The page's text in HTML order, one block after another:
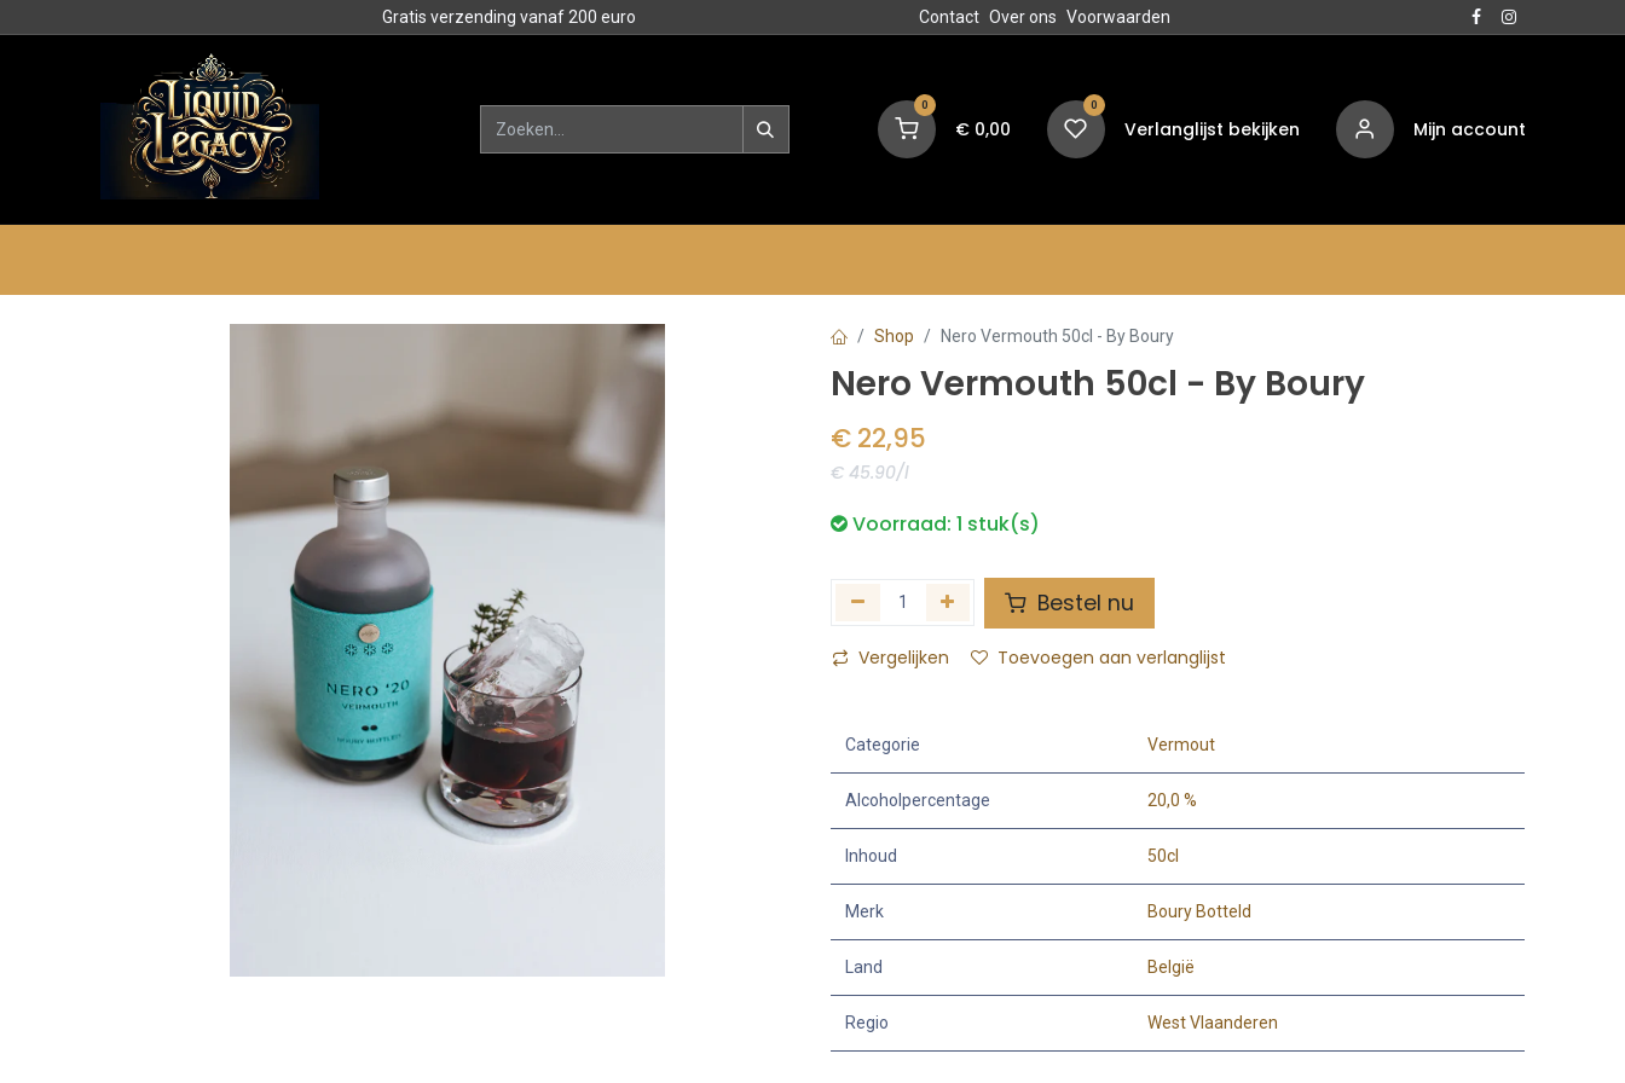
Gratis verzending vanaf 200 euro Contact Over ons Voorwaarden
0
€ 0,00
0
Verlanglijst bekijken Mijn account
Shop Nero Vermouth 50cl - By Boury
Nero Vermouth 50cl - By Boury
€ 22,95
€ 45.90/l
Voorraad: 1 stuk(s)
Bestel nu
Vergelijken Toevoegen aan verlanglijst
Categorie Vermout
Alcoholpercentage 20,0 %
Inhoud 50cl
Merk Boury Botteld
Land België
Regio West Vlaanderen